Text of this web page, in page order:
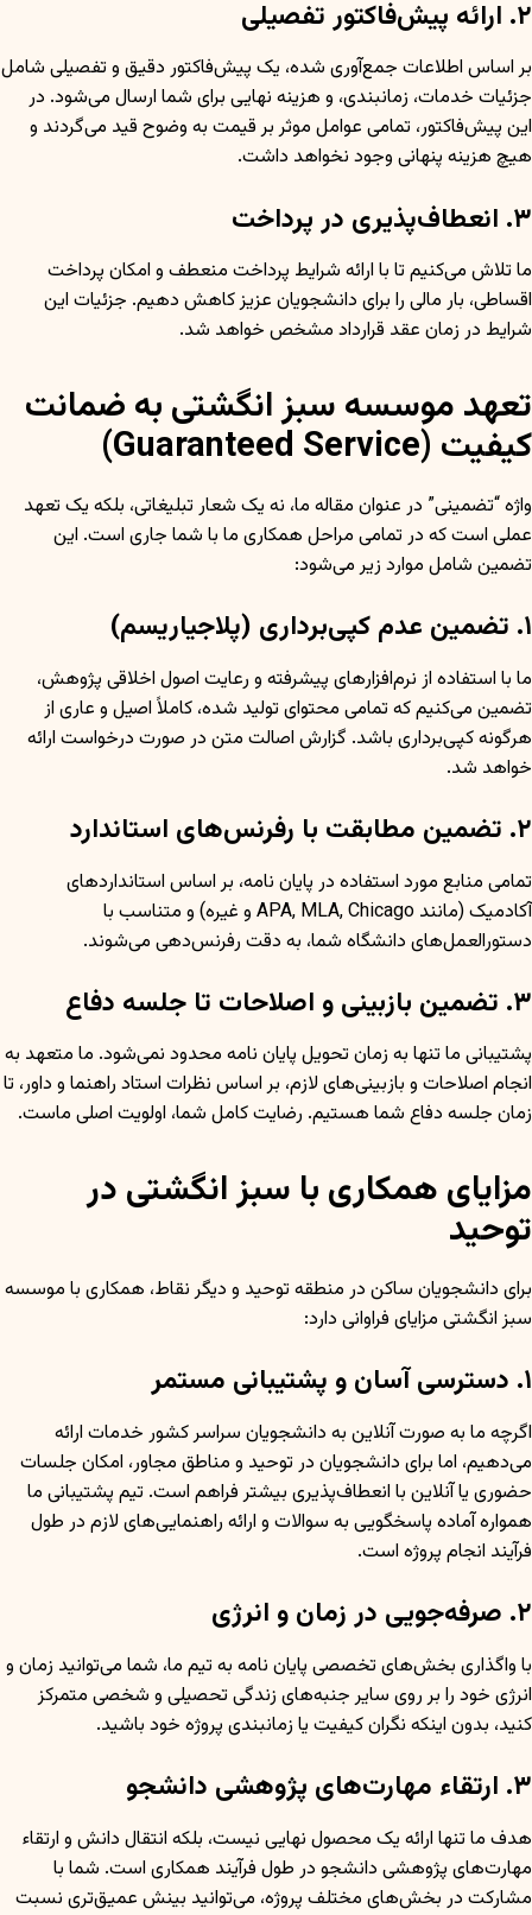
۲. ارائه پیش‌فاکتور تفصیلی
بر اساس اطلاعات جمع‌آوری شده، یک پیش‌فاکتور دقیق و تفصیلی شامل
جزئیات خدمات، زمانبندی، و هزینه نهایی برای شما ارسال می‌شود. در
این پیش‌فاکتور، تمامی عوامل موثر بر قیمت به وضوح قید می‌گردند و
هیچ هزینه پنهانی وجود نخواهد داشت.
۳. انعطاف‌پذیری در پرداخت
ما تلاش می‌کنیم تا با ارائه شرایط پرداخت منعطف و امکان پرداخت
اقساطی، بار مالی را برای دانشجویان عزیز کاهش دهیم. جزئیات این
شرایط در زمان عقد قرارداد مشخص خواهد شد.
تعهد موسسه سبز انگشتی به ضمانت
کیفیت (Guaranteed Service)
واژه “تضمینی” در عنوان مقاله ما، نه یک شعار تبلیغاتی، بلکه یک تعهد
عملی است که در تمامی مراحل همکاری ما با شما جاری است. این
تضمین شامل موارد زیر می‌شود:
۱. تضمین عدم کپی‌برداری (پلاجیاریسم)
ما با استفاده از نرم‌افزارهای پیشرفته و رعایت اصول اخلاقی پژوهش،
تضمین می‌کنیم که تمامی محتوای تولید شده، کاملاً اصیل و عاری از
هرگونه کپی‌برداری باشد. گزارش اصالت متن در صورت درخواست ارائه
خواهد شد.
۲. تضمین مطابقت با رفرنس‌های استاندارد
تمامی منابع مورد استفاده در پایان نامه، بر اساس استانداردهای
آکادمیک (مانند APA, MLA, Chicago و غیره) و متناسب با
دستورالعمل‌های دانشگاه شما، به دقت رفرنس‌دهی می‌شوند.
۳. تضمین بازبینی و اصلاحات تا جلسه دفاع
پشتیبانی ما تنها به زمان تحویل پایان نامه محدود نمی‌شود. ما متعهد به
انجام اصلاحات و بازبینی‌های لازم، بر اساس نظرات استاد راهنما و داور، تا
زمان جلسه دفاع شما هستیم. رضایت کامل شما، اولویت اصلی ماست.
مزایای همکاری با سبز انگشتی در
توحید
برای دانشجویان ساکن در منطقه توحید و دیگر نقاط، همکاری با موسسه
سبز انگشتی مزایای فراوانی دارد:
۱. دسترسی آسان و پشتیبانی مستمر
اگرچه ما به صورت آنلاین به دانشجویان سراسر کشور خدمات ارائه
می‌دهیم، اما برای دانشجویان در توحید و مناطق مجاور، امکان جلسات
حضوری یا آنلاین با انعطاف‌پذیری بیشتر فراهم است. تیم پشتیبانی ما
همواره آماده پاسخگویی به سوالات و ارائه راهنمایی‌های لازم در طول
فرآیند انجام پروژه است.
۲. صرفه‌جویی در زمان و انرژی
با واگذاری بخش‌های تخصصی پایان نامه به تیم ما، شما می‌توانید زمان و
انرژی خود را بر روی سایر جنبه‌های زندگی تحصیلی و شخصی متمرکز
کنید، بدون اینکه نگران کیفیت یا زمانبندی پروژه خود باشید.
۳. ارتقاء مهارت‌های پژوهشی دانشجو
هدف ما تنها ارائه یک محصول نهایی نیست، بلکه انتقال دانش و ارتقاء
مهارت‌های پژوهشی دانشجو در طول فرآیند همکاری است. شما با
مشارکت در بخش‌های مختلف پروژه، می‌توانید بینش عمیق‌تری نسبت